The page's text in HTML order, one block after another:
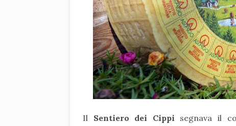
Il Sentiero dei Cippi segnava il